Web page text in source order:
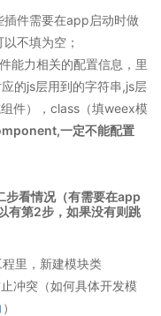
件需要在app启动时做
不填为空；
能力相关的配置信息，里
的js层用到的字符串,js层
件），class（填weex模
一定不能配置
步看情况（有需要在app
有第2步，如果没有则跳
里，新建模块类
冲突（如何具体开发模
）